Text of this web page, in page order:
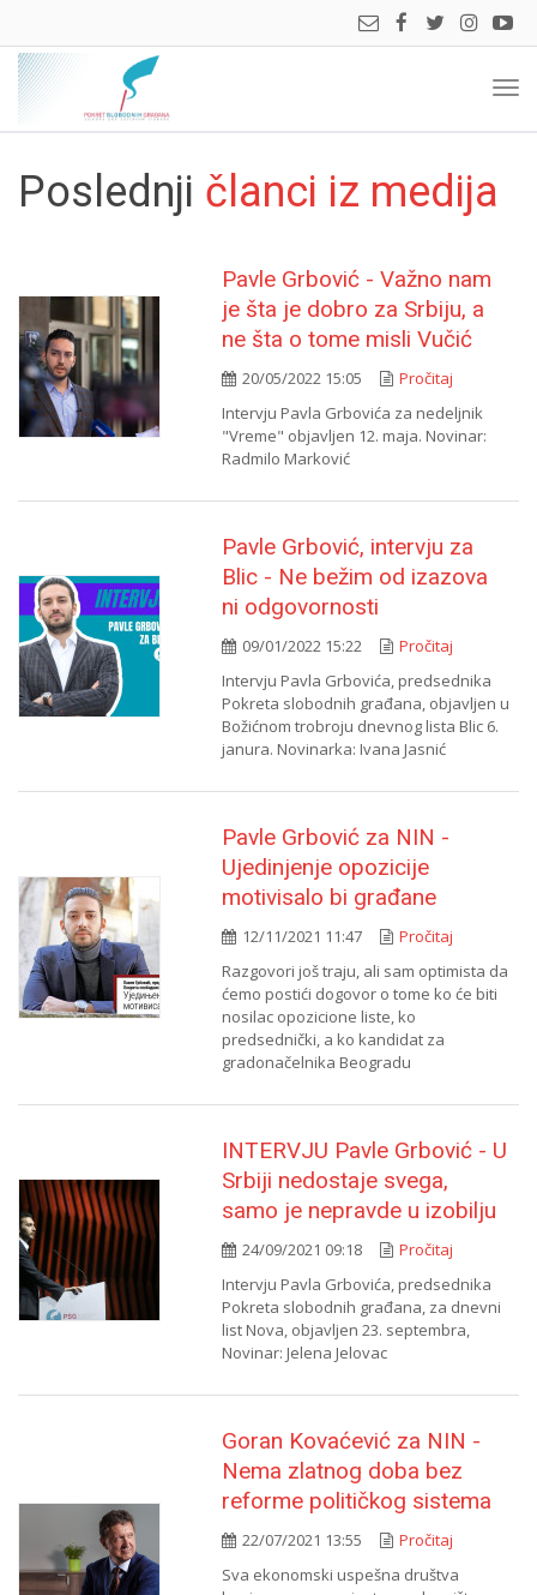
Poslednji članci iz medija
Pavle Grbović - Važno nam
je šta je dobro za Srbiju, a
ne šta o tome misli Vučić
20/05/2022 15:05
Pročitaj
Intervju Pavla Grbovića za nedeljnik
"Vreme" objavljen 12. maja. Novinar:
Radmilo Marković
Pavle Grbović, intervju za
Blic - Ne bežim od izazova
ni odgovornosti
09/01/2022 15:22
Pročitaj
Intervju Pavla Grbovića, predsednika
Pokreta slobodnih građana, objavljen u
Božićnom trobroju dnevnog lista Blic 6.
janura. Novinarka: Ivana Jasnić
Pavle Grbović za NIN -
Ujedinjenje opozicije
motivisalo bi građane
12/11/2021 11:47
Pročitaj
Razgovori još traju, ali sam optimista da
ćemo postići dogovor o tome ko će biti
nosilac opozicione liste, ko
predsednički, a ko kandidat za
gradonačelnika Beogradu
INTERVJU Pavle Grbović - U
Srbiji nedostaje svega,
samo je nepravde u izobilju
24/09/2021 09:18
Pročitaj
Intervju Pavla Grbovića, predsednika
Pokreta slobodnih građana, za dnevni
list Nova, objavljen 23. septembra,
Novinar: Jelena Jelovac
Goran Kovaćević za NIN -
Nema zlatnog doba bez
reforme političkog sistema
22/07/2021 13:55
Pročitaj
Sva ekonomski uspešna društva